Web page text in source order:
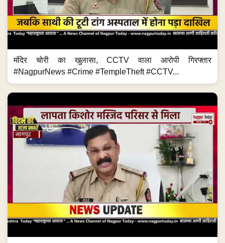
मंदिर चोरी का खुलासा, CCTV वाला आरोपी गिरफ्तार
#NagpurNews #Crime #TempleTheft #CCTV...